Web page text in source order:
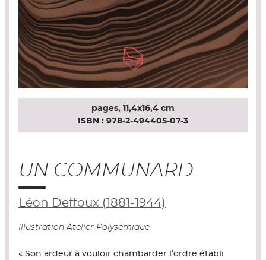
pages, 11,4x16,4 cm
ISBN : 978-2-494405-07-3
UN COMMUNARD
Léon Deffoux (1881-1944)
Illustration Atelier Polysémique
« Son ardeur à vouloir chambarder l’ordre établi